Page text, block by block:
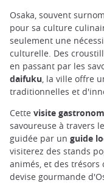
Osaka, souvent
pour sa culture
seulement une
culturelle. Des
en passant par les
daifuku, la ville offre
traditionnelles et
Cette visite
savoureuse à travers
guidée par un guide
visiterez des stands
animés, et des trésors
devise gourmande